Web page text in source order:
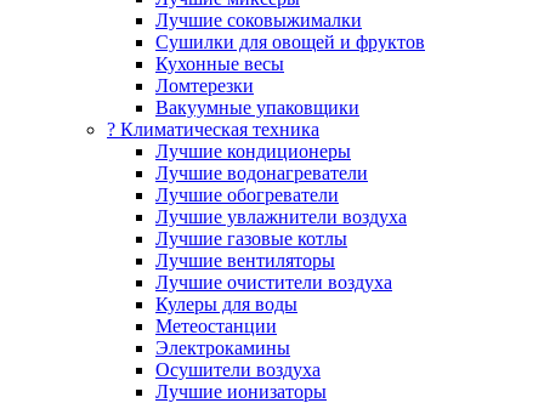
Лучшие соковыжималки
Сушилки для овощей и фруктов
Кухонные весы
Ломтерезки
Вакуумные упаковщики
?️ Климатическая техника
Лучшие кондиционеры
Лучшие водонагреватели
Лучшие обогреватели
Лучшие увлажнители воздуха
Лучшие газовые котлы
Лучшие вентиляторы
Лучшие очистители воздуха
Кулеры для воды
Метеостанции
Электрокамины
Осушители воздуха
Лучшие ионизаторы